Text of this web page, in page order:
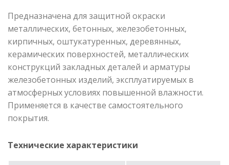
Предназначена для защитной окраски
металлических, бетонных, железобетонных,
кирпичных, оштукатуренных, деревянных,
керамических поверхностей, металлических
конструкций закладных деталей и арматуры
железобетонных изделий, эксплуатируемых в
атмосферных условиях повышенной влажности.
Применяется в качестве самостоятельного
покрытия.
Технические характеристики